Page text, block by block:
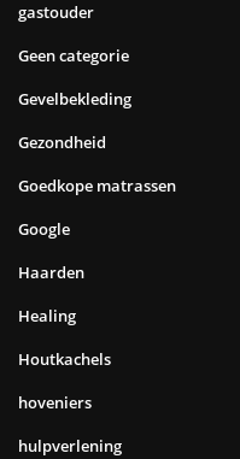
gastouder
Geen categorie
Gevelbekleding
Gezondheid
Goedkope matrassen
Google
Haarden
Healing
Houtkachels
hoveniers
hulpverlening